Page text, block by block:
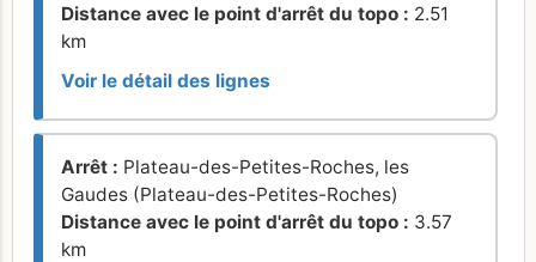
Distance avec le point d'arrêt du topo : 2.51
km
Voir le détail des lignes
Arrêt : Plateau-des-Petites-Roches, les
Gaudes (Plateau-des-Petites-Roches)
Distance avec le point d'arrêt du topo : 3.57
km